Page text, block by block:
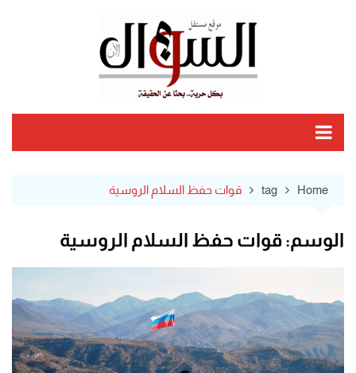
Home
tag قوات حفظ السلام الروسية
الوسم: قوات حفظ السلام الروسية